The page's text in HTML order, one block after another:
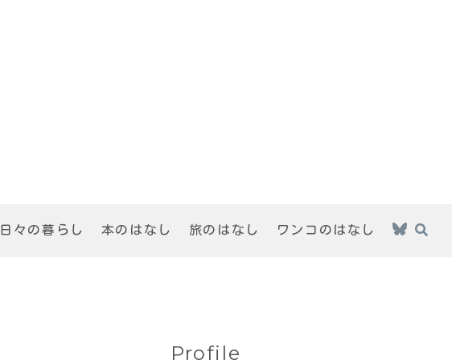
日々の暮らし 本のはなし 旅のはなし ワンコのはなし
Profile